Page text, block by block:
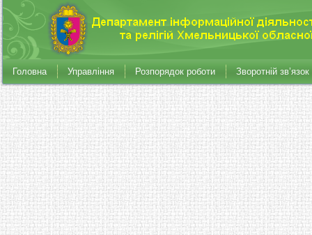
Головна Управління Розпорядок роботи Зворотній зв’язок